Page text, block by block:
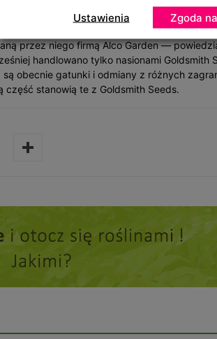
roślinami wyprodukowanymi u nas.
w 2000 r., w wyniku umowy pomiędzy
przez niego firmą Alco Garden —
handlowano tylko nasionami Goldsmith
obecnie gatunki i odmiany z różnych
stanowią te z Goldsmith Seeds.
Ustawienia Zgoda